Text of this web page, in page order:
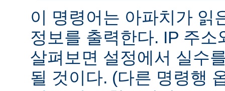
이 명령어는 아파치가 읽
정보를 출력한다. IP 주
살펴보면 설정에서 실수
될 것이다. (다른 명령행